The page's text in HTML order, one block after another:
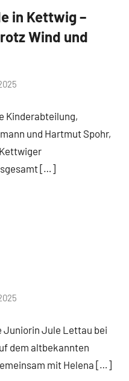
in Kettwig –
Wind und
Kinderabteilung,
und Hartmut Spohr,
[…]
Juniorin Jule Lettau bei
dem altbekannten
mit Helena […]